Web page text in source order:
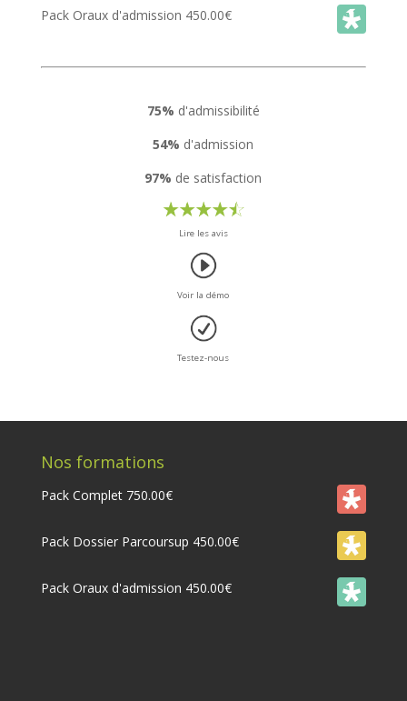
Pack Oraux d'admission 450.00€
75% d'admissibilité
54% d'admission
97% de satisfaction
Lire les avis
Voir la démo
Testez-nous
Nos formations
Pack Complet 750.00€
Pack Dossier Parcoursup 450.00€
Pack Oraux d'admission 450.00€